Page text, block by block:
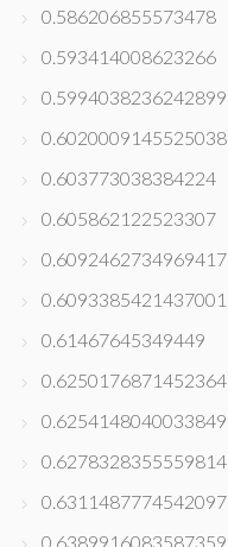
0.586206855573478
0.593414008623266
0.5994038236242899
0.6020009145525038
0.603773038384224
0.605862122523307
0.6092462734969417
0.6093385421437001
0.61467645349449
0.6250176871452364
0.6254148040033849
0.6278328355559814
0.6311487774542097
0.6389916083587359